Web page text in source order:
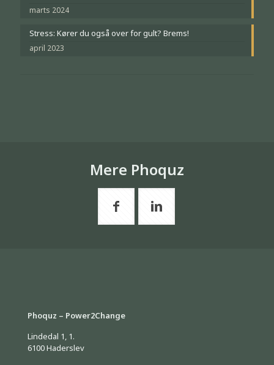
marts 2024
Stress: Kører du også over for gult? Brems!
april 2023
Mere Phoquz
Phoquz – Power2Change
Lindedal 1, 1.
6100 Haderslev